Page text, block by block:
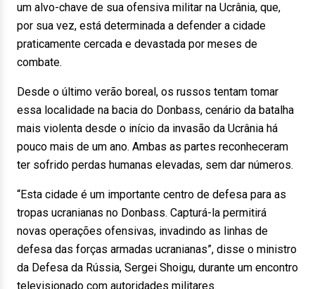
um alvo-chave de sua ofensiva militar na Ucrânia, que,
por sua vez, está determinada a defender a cidade
praticamente cercada e devastada por meses de
combate.
Desde o último verão boreal, os russos tentam tomar
essa localidade na bacia do Donbass, cenário da batalha
mais violenta desde o início da invasão da Ucrânia há
pouco mais de um ano. Ambas as partes reconheceram
ter sofrido perdas humanas elevadas, sem dar números.
“Esta cidade é um importante centro de defesa para as
tropas ucranianas no Donbass. Capturá-la permitirá
novas operações ofensivas, invadindo as linhas de
defesa das forças armadas ucranianas”, disse o ministro
da Defesa da Rússia, Sergei Shoigu, durante um encontro
televisionado com autoridades militares.